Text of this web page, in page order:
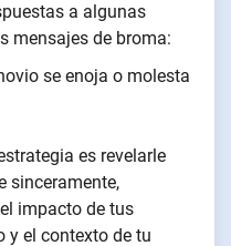
a algunas
mensajes de broma:
se enoja o molesta
es revelarle
sinceramente,
impacto de tus
y el contexto de tu